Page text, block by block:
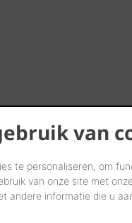
van
te personaliseren, om
van onze site met
andere informatie die u